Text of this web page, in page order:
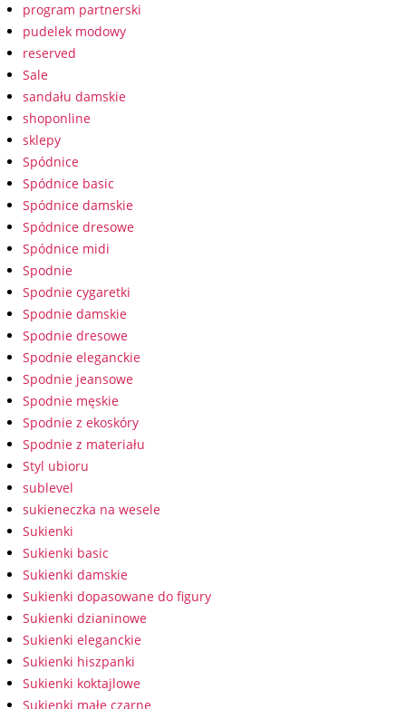
program partnerski
pudelek modowy
reserved
Sale
sandału damskie
shoponline
sklepy
Spódnice
Spódnice basic
Spódnice damskie
Spódnice dresowe
Spódnice midi
Spodnie
Spodnie cygaretki
Spodnie damskie
Spodnie dresowe
Spodnie eleganckie
Spodnie jeansowe
Spodnie męskie
Spodnie z ekoskóry
Spodnie z materiału
Styl ubioru
sublevel
sukieneczka na wesele
Sukienki
Sukienki basic
Sukienki damskie
Sukienki dopasowane do figury
Sukienki dzianinowe
Sukienki eleganckie
Sukienki hiszpanki
Sukienki koktajlowe
Sukienki małe czarne